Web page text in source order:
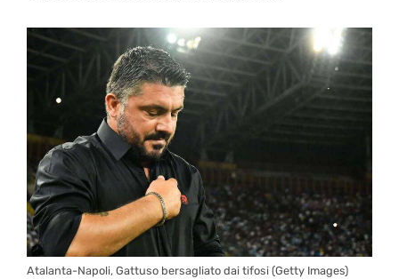
Atalanta-Napoli, Gattuso bersagliato dai tifosi (Getty Images)